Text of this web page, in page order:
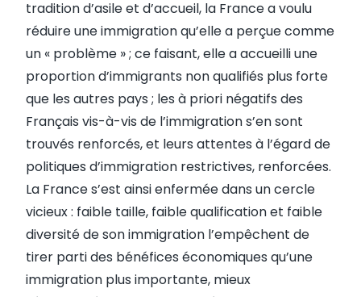
tradition d’asile et d’accueil, la France a voulu
réduire une immigration qu’elle a perçue comme
un « problème » ; ce faisant, elle a accueilli une
proportion d’immigrants non qualifiés plus forte
que les autres pays ; les à priori négatifs des
Français vis-à-vis de l’immigration s’en sont
trouvés renforcés, et leurs attentes à l’égard de
politiques d’immigration restrictives, renforcées.
La France s’est ainsi enfermée dans un cercle
vicieux : faible taille, faible qualification et faible
diversité de son immigration l’empêchent de
tirer parti des bénéfices économiques qu’une
immigration plus importante, mieux